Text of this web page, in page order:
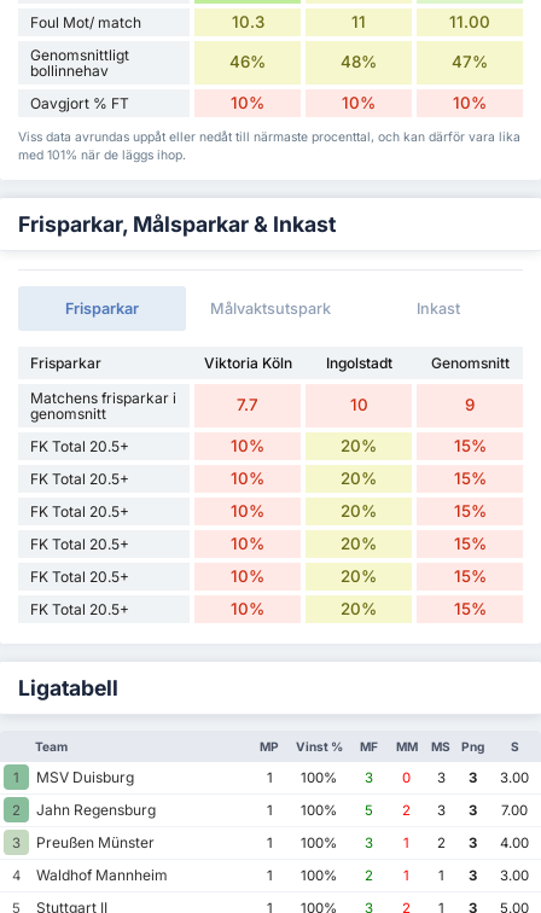
Foul Mot/ match 10.3 11 11.00
Genomsnittligt
bollinnehav
46% 48% 47%
Oavgjort % FT 10% 10% 10%
Viss data avrundas uppåt eller nedåt till närmaste procenttal, och kan därför vara lika
med 101% när de läggs ihop.
Frisparkar, Målsparkar & Inkast
Frisparkar Målvaktsutspark Inkast
Frisparkar Viktoria Köln Ingolstadt
Genomsnitt
Matchens frisparkar i
genomsnitt
7.7 10 9
FK Total 20.5+ 10% 20% 15%
FK Total 20.5+ 10% 20% 15%
FK Total 20.5+ 10% 20% 15%
FK Total 20.5+ 10% 20% 15%
FK Total 20.5+ 10% 20% 15%
FK Total 20.5+ 10% 20% 15%
Ligatabell
Team MP Vinst % MF MM MS Png S
1 MSV Duisburg 1 100% 3 0 3 3
3.00
2
Jahn Regensburg 1 100% 5 2 3 3
7.00
3
Preußen Münster 1 100% 3 1 2 3
4.00
4
Waldhof Mannheim 1 100% 2 1 1 3
3.00
5
Stuttgart II 1 100% 3 2 1 3 5.00